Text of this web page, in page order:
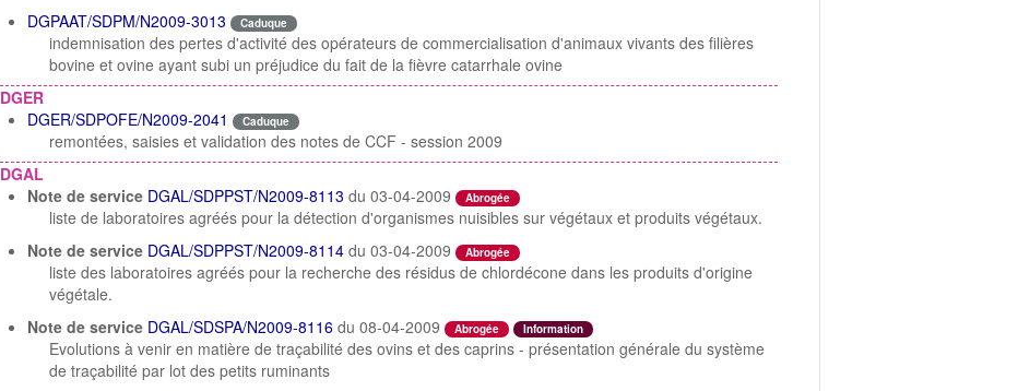
DGPAAT/SDPM/N2009-3013
Caduque
indemnisation des pertes d'activité des opérateurs de commercialisation d'animaux vivants des filières
bovine et ovine ayant subi un préjudice du fait de la fièvre catarrhale ovine
DGER
DGER/SDPOFE/N2009-2041
Caduque
remontées, saisies et validation des notes de CCF - session 2009
DGAL
Note de service DGAL/SDPPST/N2009-8113 du 03-04-2009 Abrogée
liste de laboratoires agréés pour la détection d'organismes nuisibles sur végétaux et produits végétaux.
Note de service DGAL/SDPPST/N2009-8114 du 03-04-2009 Abrogée
liste des laboratoires agréés pour la recherche des résidus de chlordécone dans les produits d'origine
végétale.
Note de service DGAL/SDSPA/N2009-8116 du 08-04-2009 Abrogée Information
Evolutions à venir en matière de traçabilité des ovins et des caprins - présentation générale du système
de traçabilité par lot des petits ruminants